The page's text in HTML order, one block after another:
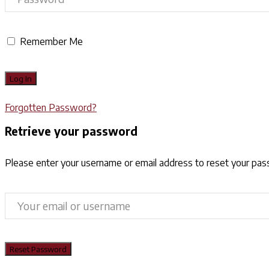
Remember Me
Forgotten Password?
Retrieve your password
Please enter your username or email address to reset your